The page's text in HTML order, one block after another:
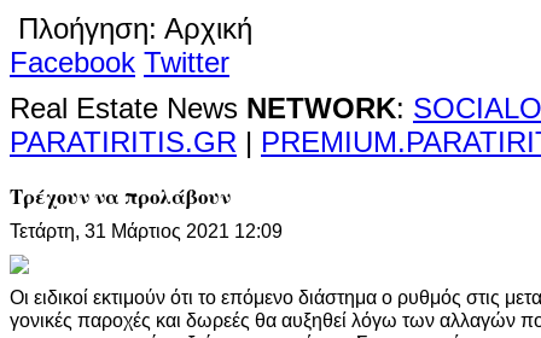
Πλοήγηση: Αρχική
Facebook Twitter
Real Estate News NETWORK:
PARATIRITIS.GR |
Τρέχουν να προλάβουν
Τετάρτη, 31 Μάρτιος 2021 12:09
Οι ειδικοί εκτιμούν ότι το επόμενο διάστημα ο ρυθμός στις
γονικές παροχές και δωρεές θα αυξηθεί λόγω των αλλαγών